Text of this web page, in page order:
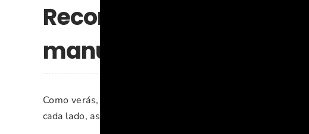
Recomendaciones e
manualidad
Como verás, solo hemos utilizado 1 hoja de papel pero
cada lado, así el pollito quedará de un color diferente al